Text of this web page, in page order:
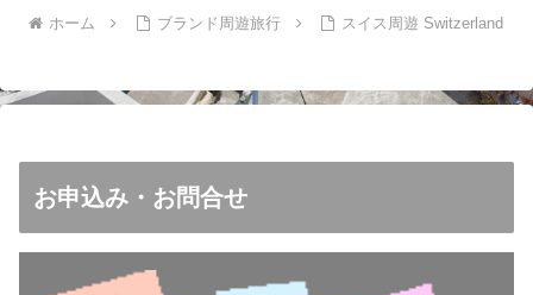
ホーム ブランド周遊旅行 スイス周遊 Switzerland
お申込み・お問合せ